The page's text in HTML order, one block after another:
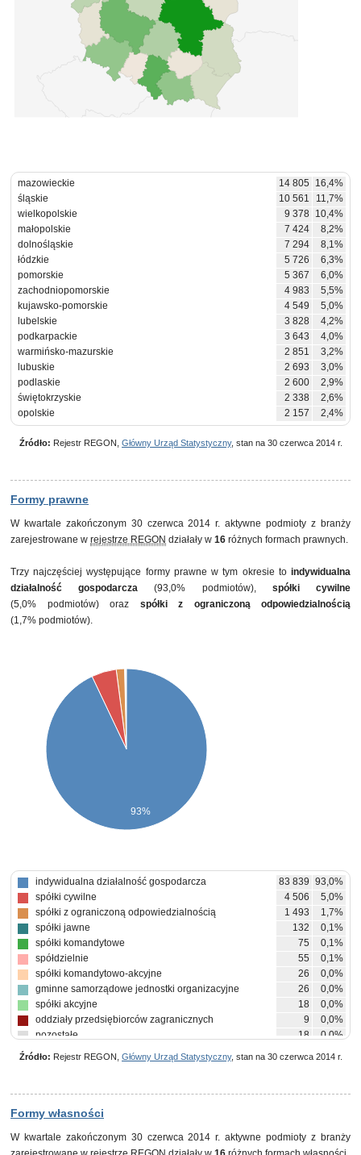
mazowieckie 14 805
16,4%
śląskie
10 561
11,7%
wielkopolskie
9 378 10,4%
małopolskie
7 424
8,2%
dolnośląskie
7 294
8,1%
łódzkie
5 726
6,3%
pomorskie
5 367
6,0%
zachodniopomorskie
4 983
5,5%
kujawsko-pomorskie
4 549
5,0%
lubelskie
3 828
4,2%
podkarpackie
3 643
4,0%
warmińsko-mazurskie
2 851
3,2%
lubuskie
2 693
3,0%
podlaskie
2 600
2,9%
świętokrzyskie
2 338
2,6%
opolskie
2 157 2,4%
Źródło: Rejestr REGON, Główny Urząd Statystyczny, stan na 30 czerwca 2014 r.
Formy prawne
W kwartale zakończonym 30 czerwca 2014 r. aktywne podmioty z branży
zarejestrowane w rejestrze REGON działały w 16 różnych formach prawnych.
Trzy najczęściej występujące formy prawne w tym okresie to indywidualna
działalność gospodarcza (93,0% podmiotów), spółki cywilne
(5,0% podmiotów) oraz spółki z ograniczoną odpowiedzialnością
(1,7% podmiotów).
93%
indywidualna działalność gospodarcza 83 839 93,0%
spółki cywilne
4 506
5,0%
spółki z ograniczoną odpowiedzialnością
1 493
1,7%
spółki jawne
132
0,1%
spółki komandytowe
75
0,1%
spółdzielnie
55
0,1%
spółki komandytowo-akcyjne
26
0,0%
gminne samorządowe jednostki organizacyjne
26
0,0%
spółki akcyjne
18
0,0%
oddziały przedsiębiorców zagranicznych
9
0,0%
pozostałe
18 0,0%
Źródło: Rejestr REGON, Główny Urząd Statystyczny, stan na 30 czerwca 2014 r.
Formy własności
W kwartale zakończonym 30 czerwca 2014 r. aktywne podmioty z branży